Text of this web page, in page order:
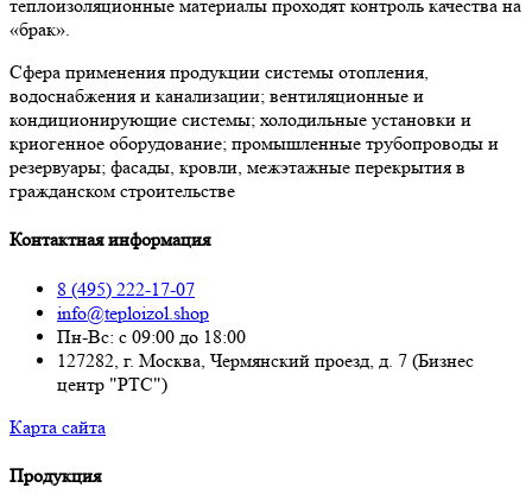
теплоизоляционные материалы проходят контроль качества на
«брак».
Сфера применения продукции системы отопления,
водоснабжения и канализации; вентиляционные и
кондиционирующие системы; холодильные установки и
криогенное оборудование; промышленные трубопроводы и
резервуары; фасады, кровли, межэтажные перекрытия в
гражданском строительстве
Контактная информация
8 (495) 222-17-07
info@teploizol.shop
Пн-Вс: с 09:00 до 18:00
127282, г. Москва, Чермянский проезд, д. 7 (Бизнес
центр "РТС")
Карта сайта
Продукция